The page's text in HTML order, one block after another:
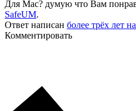
Для Maс? думую что Вам
SafeUM.
Ответ написан более трёх лет
Комментировать